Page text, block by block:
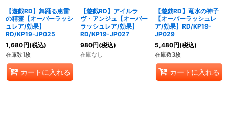
【遊戯RD】舞踊る恵雷
の精霊【オーバーラッシ
ュレア/効果】
RD/KP19-JP025
1,680円(税込)
在庫数1枚
カートに入れる
【遊戯RD】アイルラ
ヴ・アンジュ【オーバー
ラッシュレア/効果】
RD/KP19-JP027
980円(税込)
在庫なし
【遊戯RD】竜水の神子
【オーバーラッシュレ
ア/効果】RD/KP19-
JP029
5,480円(税込)
在庫数3枚
カートに入れる